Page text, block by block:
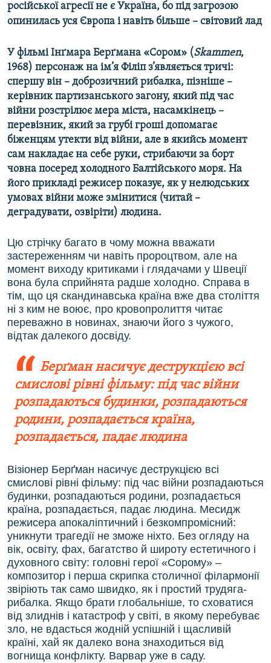
Усі сайти RFE/RL
російської агресії не є Україна, бо під загрозою
опинилась уся Європа і навіть більше – світовий лад
У фільмі Інґмара Берґмана «Сором» (Skammen,
1968) персонаж на ім’я Філіп з’являється тричі:
спершу він – доброзичний рибалка, пізніше –
керівник партизанського загону, який під час
війни розстрілює мера міста, насамкінець –
перевізник, який за грубі гроші допомагає
біженцям утекти від війни, але в якийсь момент
сам накладає на себе руки, стрибаючи за борт
човна посеред холодного Балтійського моря. На
його прикладі режисер показує, як у нелюдських
умовах війни може змінитися (читай –
деградувати, озвіріти) людина.
Цю стрічку багато в чому можна вважати
застереженням чи навіть пророцтвом, але на
момент виходу критиками і глядачами у Швеції
вона була сприйнята радше холодно. Справа в
тім, що ця скандинавська країна вже два століття
ні з ким не воює, про кровопролиття читає
переважно в новинах, знаючи його з чужого,
відтак далекого досвіду.
Берґман насичує деструкцією всі
смислові рівні фільму: під час війни
розпадаються будинки, розпадаються
родини, розпадається країна,
розпадається, падає людина
Візіонер Берґман насичує деструкцією всі
смислові рівні фільму: під час війни розпадаються
будинки, розпадаються родини, розпадається
країна, розпадається, падає людина. Месидж
режисера апокаліптичний і безкомпромісний:
уникнути трагедії не зможе ніхто. Без огляду на
вік, освіту, фах, багатство й широту естетичного і
духовного світу: головні герої «Сорому» ‒
композитор і перша скрипка столичної філармонії
звіріють так само швидко, як і простий трудяга-
рибалка. Якщо брати глобальніше, то сховатися
від злиднів і катастроф у світі, в якому перебуває
зло, не вдасться жодній успішній і щасливій
країні, хай як далеко вона знаходиться від
вогнища конфлікту. Варвар уже в саду.